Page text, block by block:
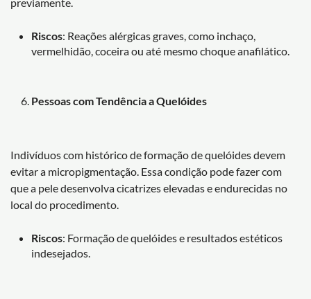
Riscos: Reações alérgicas graves, como inchaço,
vermelhidão, coceira ou até mesmo choque anafilático.
Pessoas com Tendência a Quelóides
Indivíduos com histórico de formação de quelóides devem
evitar a micropigmentação. Essa condição pode fazer com
que a pele desenvolva cicatrizes elevadas e endurecidas no
local do procedimento.
Riscos: Formação de quelóides e resultados estéticos
indesejados.